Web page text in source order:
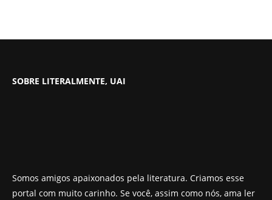
SOBRE LITERALMENTE, UAI
Somos amigos apaixonados pela literatura. Criamos esse
portal com muito carinho. Se você, assim como nós, ama ler